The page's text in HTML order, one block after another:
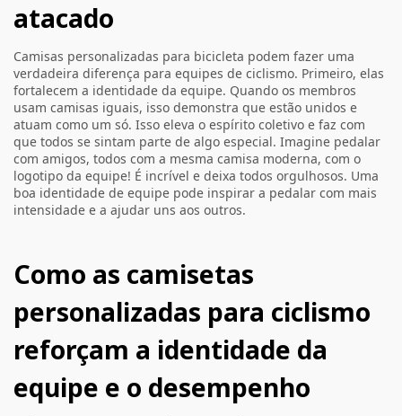
atacado
Camisas personalizadas para bicicleta podem fazer uma
verdadeira diferença para equipes de ciclismo. Primeiro, elas
fortalecem a identidade da equipe. Quando os membros
usam camisas iguais, isso demonstra que estão unidos e
atuam como um só. Isso eleva o espírito coletivo e faz com
que todos se sintam parte de algo especial. Imagine pedalar
com amigos, todos com a mesma camisa moderna, com o
logotipo da equipe! É incrível e deixa todos orgulhosos. Uma
boa identidade de equipe pode inspirar a pedalar com mais
intensidade e a ajudar uns aos outros.
Como as camisetas
personalizadas para ciclismo
reforçam a identidade da
equipe e o desempenho